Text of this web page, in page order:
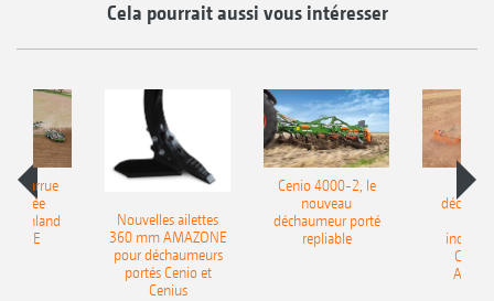
Cela pourrait aussi vous intéresser
charrue
portée
Onland
Nouvelles ailettes
360 mm AMAZONE
pour déchaumeurs
portés Cenio et
Cenius
Cenio 4000-2, le
nouveau
déchaumeur porté
repliable